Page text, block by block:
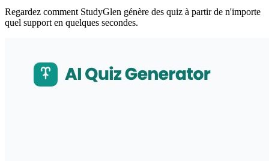
Regardez comment StudyGlen génère des quiz à partir de n'importe
quel support en quelques secondes.